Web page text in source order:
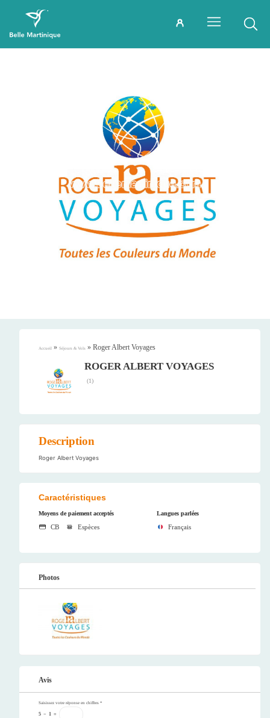
Accueil » Séjours & Vols » Roger Albert Voyages
ROGER ALBERT VOYAGES
(1)
Description
Roger Albert Voyages
Caractéristiques
Moyens de paiement acceptés
CB Espèces
Langues parlées
Français
Photos
Avis
Saisissez votre réponse en chiffres *
5 − 1 =